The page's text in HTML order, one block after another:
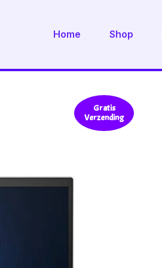
Home Shop
Gratis
Verzending